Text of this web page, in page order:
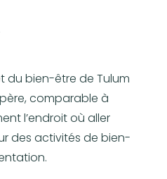
du bien-être de Tulum
comparable à
l’endroit où aller
des activités de bien-